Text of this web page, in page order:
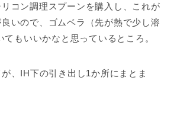
コン調理スプーンを購入し、これが
いので、ゴムベラ（先が熱で少し溶
もいいかなと思っているところ。
、IH下の引き出し1か所にまとま